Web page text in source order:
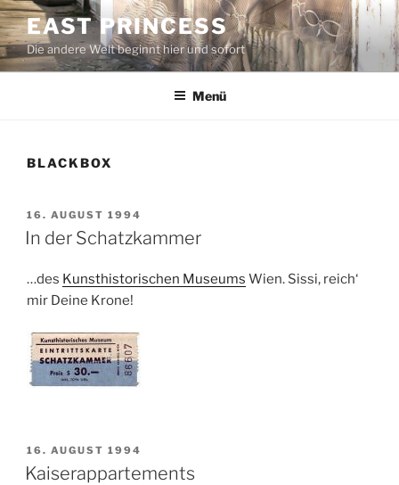
Zum
Inhalt
springen
EAST PRINCESS
Die andere Welt beginnt hier und sofort
Menü
BLACKBOX
VERÖFFENTLICHT
AM
16. AUGUST 1994
In der Schatzkammer
…des Kunsthistorischen Museums Wien. Sissi, reich‘
mir Deine Krone!
VERÖFFENTLICHT
AM
16. AUGUST 1994
Kaiserappartements